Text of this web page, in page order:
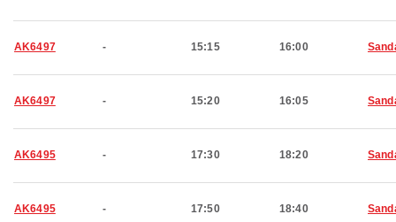
AK6497 - 15:15 16:00
AK6497 - 15:20 16:05
AK6495 - 17:30 18:20
AK6495 - 17:50 18:40